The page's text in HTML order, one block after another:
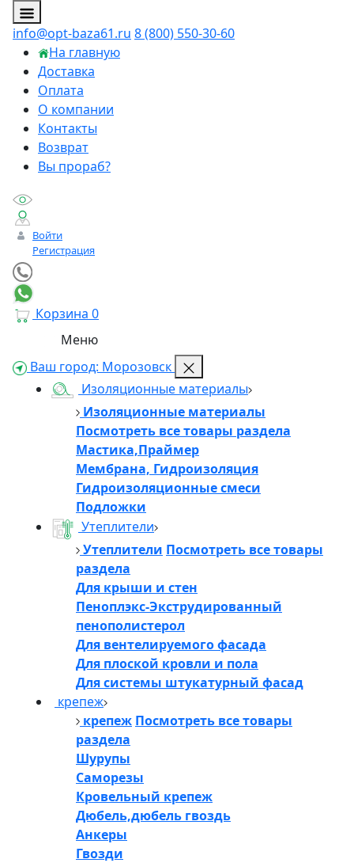
info@opt-baza61.ru 8 (800) 550-30-60
На главную
Доставка
Оплата
О компании
Контакты
Возврат
Вы прораб?
Войти
Регистрация
Корзина 0
Меню
Ваш город: Морозовск
Изоляционные материалы
Изоляционные материалы
Посмотреть все товары раздела
Мастика,Праймер
Мембрана, Гидроизоляция
Гидроизоляционные смеси
Подложки
Утеплители
Утеплители Посмотреть все товары
раздела
Для крыши и стен
Пеноплэкс-Экструдированный
пенополистерол
Для вентелируемого фасада
Для плоской кровли и пола
Для системы штукатурный фасад
крепеж
крепеж Посмотреть все товары
раздела
Шурупы
Саморезы
Кровельный крепеж
Дюбель,дюбель гвоздь
Анкеры
Гвозди